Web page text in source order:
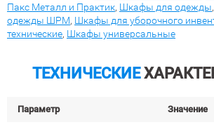
Пакс Металл и Практик, Шкафы для одежды,
одежды ШРМ, Шкафы для уборочного
технические, Шкафы универсальные
ТЕХНИЧЕСКИЕ
Параметр Значение